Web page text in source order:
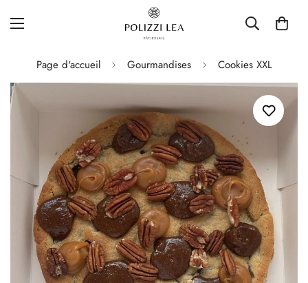
Page d'accueil Gourmandises Cookies XXL